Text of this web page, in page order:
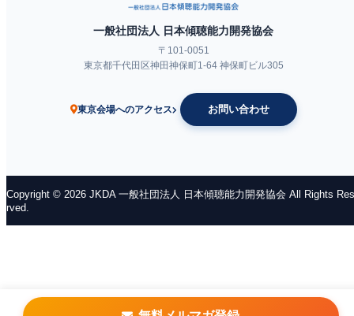
一般社団法人 日本傾聴能力開発協会
〒101-0051
東京都千代田区神田神保町1-64 神保町ビル305
東京会場へのアクセス お問い合わせ
Copyright © 2026 JKDA 一般社団法人 日本傾聴能力開発協会 All Rights
rved.